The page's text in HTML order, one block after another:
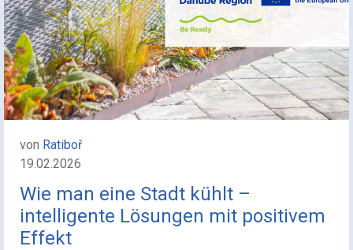
von Ratiboř
19.02.2026
Wie man eine Stadt kühlt –
intelligente Lösungen mit positivem
Effekt